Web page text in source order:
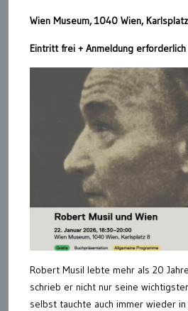
Wien Museum, 1040 Wien,
Eintritt frei + Anmeldung erforderlich
Robert Musil lebte mehr als 20
schrieb er nicht nur seine
selbst tauchte auch immer wieder in